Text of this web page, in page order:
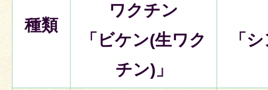
種類
ワクチン
「ビケン(生ワク
チン)」
「